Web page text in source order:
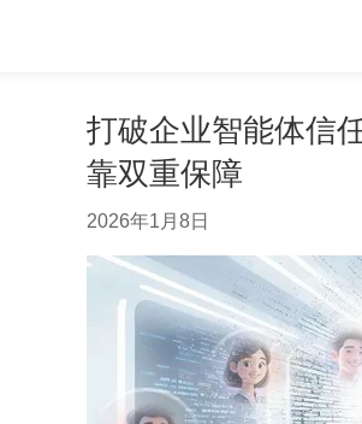
打破企业智能体信
靠双重保障
2026年1月8日